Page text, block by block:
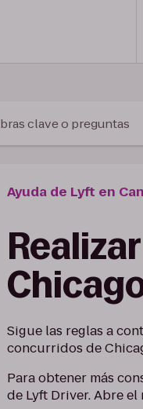
clave o preguntas
Ayuda de Lyft en
Sigue las reglas a
concurridos de
Para obtener más
de Lyft Driver. Abre